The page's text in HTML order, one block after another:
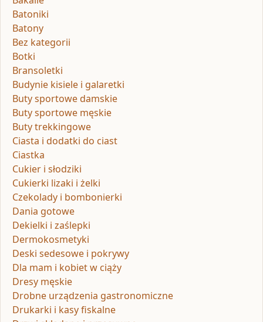
Batoniki
Batony
Bez kategorii
Botki
Bransoletki
Budynie kisiele i galaretki
Buty sportowe damskie
Buty sportowe męskie
Buty trekkingowe
Ciasta i dodatki do ciast
Ciastka
Cukier i słodziki
Cukierki lizaki i żelki
Czekolady i bombonierki
Dania gotowe
Dekielki i zaślepki
Dermokosmetyki
Deski sedesowe i pokrywy
Dla mam i kobiet w ciąży
Dresy męskie
Drobne urządzenia gastronomiczne
Drukarki i kasy fiskalne